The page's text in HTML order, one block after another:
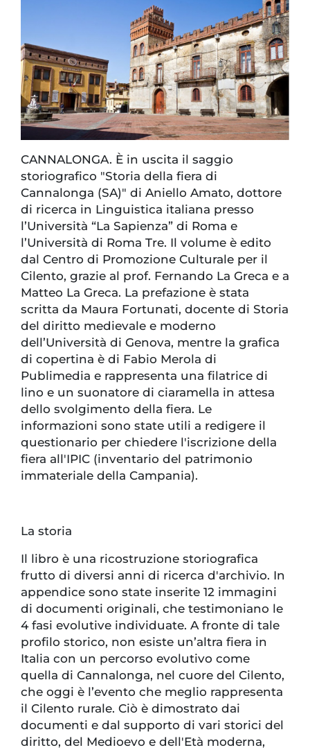
CANNALONGA. È in uscita il saggio
storiografico "Storia della fiera di
Cannalonga (SA)" di Aniello Amato, dottore
di ricerca in Linguistica italiana presso
l’Università “La Sapienza” di Roma e
l’Università di Roma Tre. Il volume è edito
dal Centro di Promozione Culturale per il
Cilento, grazie al prof. Fernando La Greca e a
Matteo La Greca. La prefazione è stata
scritta da Maura Fortunati, docente di Storia
del diritto medievale e moderno
dell’Università di Genova, mentre la grafica
di copertina è di Fabio Merola di
Publimedia e rappresenta una filatrice di
lino e un suonatore di ciaramella in attesa
dello svolgimento della fiera. Le
informazioni sono state utili a redigere il
questionario per chiedere l'iscrizione della
fiera all'IPIC (inventario del patrimonio
immateriale della Campania).
La storia
Il libro è una ricostruzione storiografica
frutto di diversi anni di ricerca d'archivio. In
appendice sono state inserite 12 immagini
di documenti originali, che testimoniano le
4 fasi evolutive individuate. A fronte di tale
profilo storico, non esiste un’altra fiera in
Italia con un percorso evolutivo come
quella di Cannalonga, nel cuore del Cilento,
che oggi è l’evento che meglio rappresenta
il Cilento rurale. Ciò è dimostrato dai
documenti e dal supporto di vari storici del
diritto, del Medioevo e dell'Età moderna,